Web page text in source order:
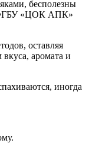
бесполезны
ФГБУ «ЦОК АПК»
оставляя
аромата и
иногда